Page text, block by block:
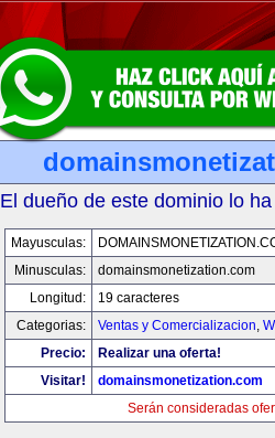
El dueño de este dominio lo
Mayusculas:
Minusculas:
domainsmonetization.com
Longitud:
19 caracteres
Categorias:
Ventas y Comercializacion,
Precio:
Realizar una oferta!
Visitar!
domainsmonetization.com
Serán consideradas